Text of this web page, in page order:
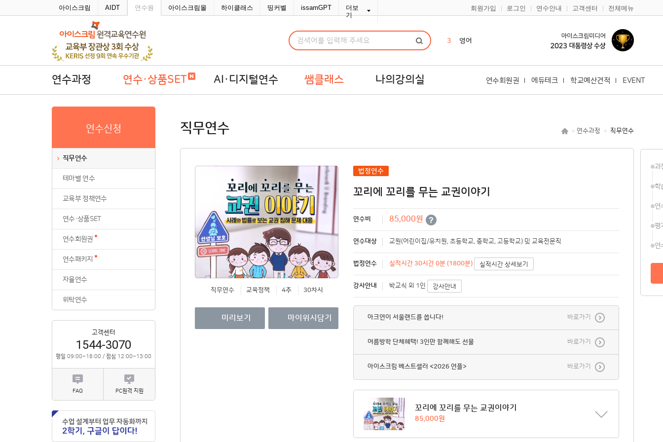
아이스크림 AIDT 연수원 아이스크림몰 하이클래스 띵커벨 issamGPT
더보
기
회원가입 로그인 연수안내 고객센터 전체메뉴
캔바
3
영어
10
다문화
연수과정
테마별 연수
교육부 정책연수
연수·상품SET
연수회원권
연수패키지
자율연수
위탁연수
연수·상품SET AI·디지털연수
학교맞춤 예산견적
쌤클래스
쌤바이브
나의강의실
연수변경/취소
단체신청관리
나의문의함
포인트/쿠폰
영수증/이수증
개인정보관리
MY회원권/패키지
연수회원권 에듀테크 학교예산견적 EVENT
연수신청
직무연수
테마별 연수
교육부 정책연수
연수·상품SET
연수회원권
연수패키지
자율연수
위탁연수
고객센터
1544-3070
평일 09:00~18:00 / 점심 12:00~13:00
FAQ PC원격 지원
과
학
연
평
연
직무연수 > 연수과정 > 직무연수
법정연수
꼬리에 꼬리를 무는 교권이야기
연수비 85,000원
연수대상 교원(어린이집/유치원, 초등학교, 중학교, 고등학교) 및 교육전문직
법정연수 실적시간 30시간 0분 (1800분) 실적시간 상세보기
강사안내 박교식 외 1인 강사안내
아크연이 서울랜드를 쏩니다! 바로가기
여름방학 단체혜택! 3인만 함께해도 선물 바로가기
아이스크림 베스트셀러 <2026 연플> 바로가기
꼬리에 꼬리를 무는 교권이야기
85,000원
직무연수 교육정책 4주 30차시
미리보기 마이위시담기